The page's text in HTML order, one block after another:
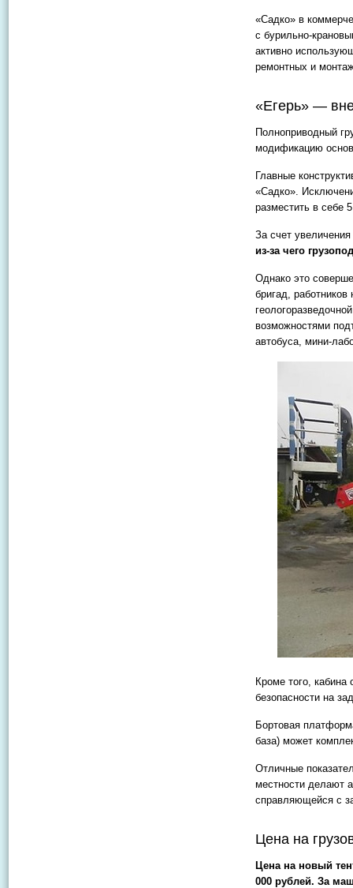
«Садко» в
с бурильно-
активно
ремонтных и
«Егерь» —
Полноприводный
модификацию
Главные
«Садко».
разместить в себе
За счет
из-за чего
Однако это
бригад,
возможностями
автобуса, мини-
Кроме того,
безопасности на
Бортовая
база) может
Отличные
местности делают
справляющейся с
Цена на
Цена на новый
000 рублей. За